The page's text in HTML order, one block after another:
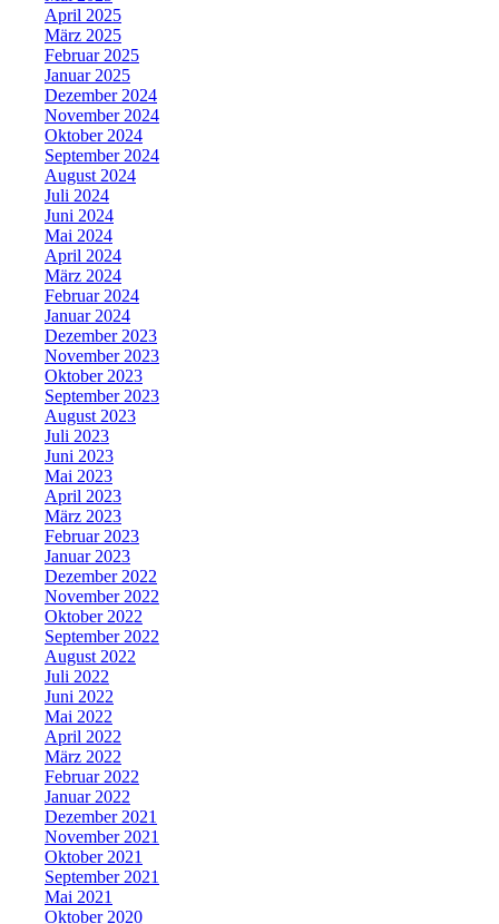
April 2025
März 2025
Februar 2025
Januar 2025
Dezember 2024
November 2024
Oktober 2024
September 2024
August 2024
Juli 2024
Juni 2024
Mai 2024
April 2024
März 2024
Februar 2024
Januar 2024
Dezember 2023
November 2023
Oktober 2023
September 2023
August 2023
Juli 2023
Juni 2023
Mai 2023
April 2023
März 2023
Februar 2023
Januar 2023
Dezember 2022
November 2022
Oktober 2022
September 2022
August 2022
Juli 2022
Juni 2022
Mai 2022
April 2022
März 2022
Februar 2022
Januar 2022
Dezember 2021
November 2021
Oktober 2021
September 2021
Mai 2021
Oktober 2020